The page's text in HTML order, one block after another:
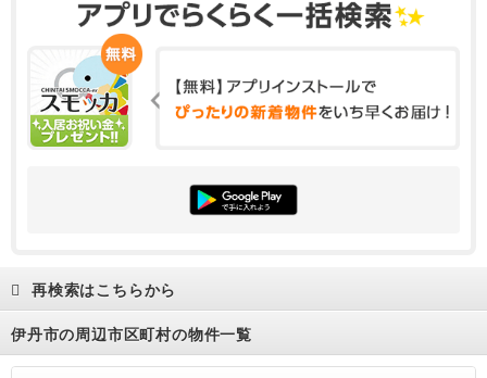
再検索はこちらから
伊丹市の周辺市区町村の物件一覧